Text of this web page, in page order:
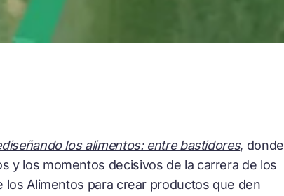
los alimentos: entre bastidores, donde
y los momentos decisivos de la carrera de los
los Alimentos para crear productos que den